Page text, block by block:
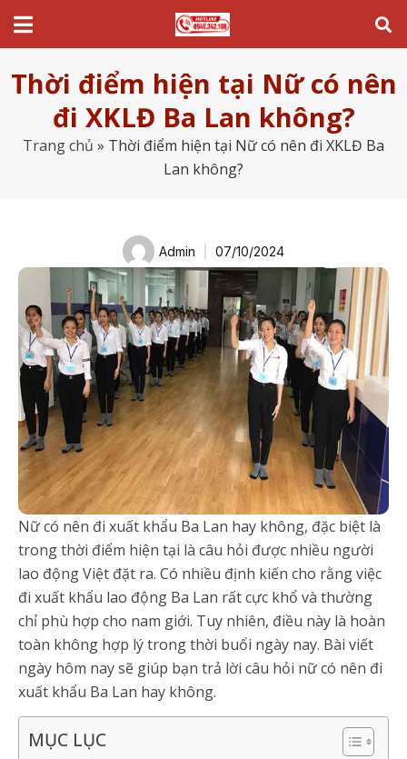
Thời điểm hiện tại Nữ có nên
đi XKLĐ Ba Lan không?
Trang chủ » Thời điểm hiện tại Nữ có nên đi XKLĐ Ba
Lan không?
Admin 07/10/2024
Nữ có nên đi xuất khẩu Ba Lan hay không, đặc biệt là
trong thời điểm hiện tại là câu hỏi được nhiều người
lao động Việt đặt ra. Có nhiều định kiến cho rằng việc
đi xuất khẩu lao động Ba Lan rất cực khổ và thường
chỉ phù hợp cho nam giới. Tuy nhiên, điều này là hoàn
toàn không hợp lý trong thời buổi ngày nay. Bài viết
ngày hôm nay sẽ giúp bạn trả lời câu hỏi nữ có nên đi
xuất khẩu Ba Lan hay không.
MỤC LỤC